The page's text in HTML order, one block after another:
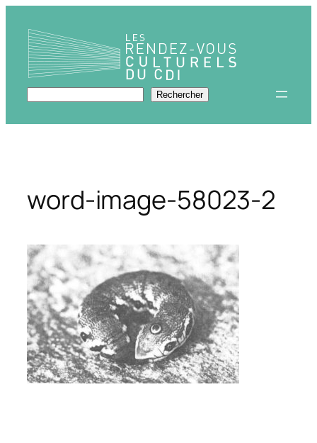
contenu
Rechercher Rechercher
word-image-58023-2